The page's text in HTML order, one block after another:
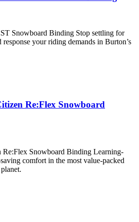
Snowboard Binding Stop settling for
response your riding demands in Burton’s
Re:Flex Snowboard
Re:Flex Snowboard Binding Learning-
comfort in the most value-packed